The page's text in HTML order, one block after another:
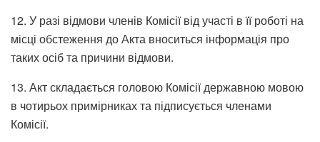
12. У разі відмови членів Комісії від участі в її роботі на
місці обстеження до Акта вноситься інформація про
таких осіб та причини відмови.
13. Акт складається головою Комісії державною мовою
в чотирьох примірниках та підписується членами
Комісії.